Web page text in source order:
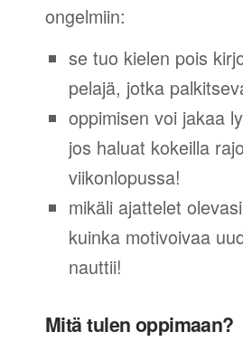
ongelmiin:
se tuo kielen pois
pelajä, jotka
oppimisen voi jakaa
jos haluat kokeilla
viikonlopussa!
mikäli ajattelet
kuinka motivoivaa
nauttii!
Mitä tulen oppimaan?